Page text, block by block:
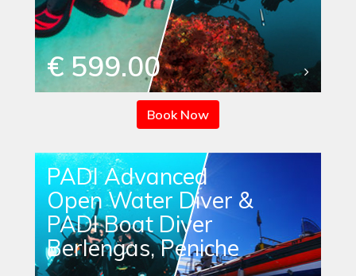
€ 599.00
Book Now
PADI Advanced
Open Water Diver &
PADI Boat Diver
Berlengas, Peniche